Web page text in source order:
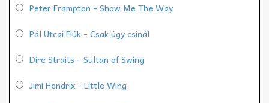
Peter Frampton - Show Me The Way
Pál Utcai Fiúk - Csak úgy csinál
Dire Straits - Sultan of Swing
Jimi Hendrix - Little Wing